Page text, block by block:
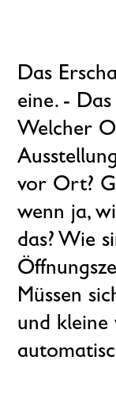
Das
eine. -
Welcher
vor Ort?
wenn ja,
das? Wie
Müssen
und kleine